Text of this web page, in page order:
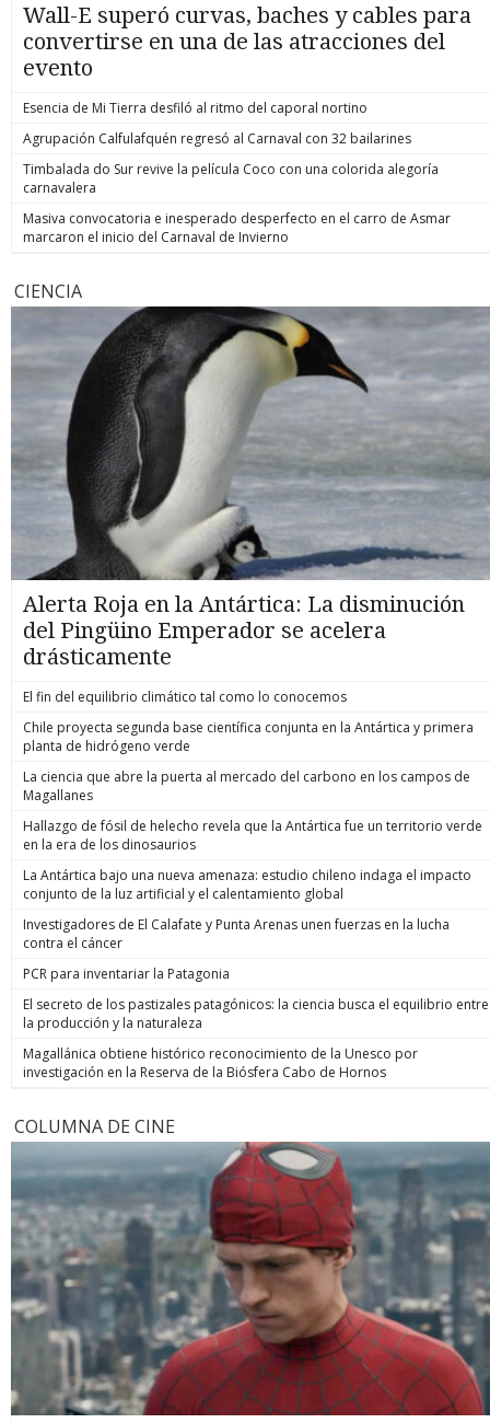
Wall-E superó curvas, baches y cables para
convertirse en una de las atracciones del
evento
Esencia de Mi Tierra desfiló al ritmo del caporal nortino
Agrupación Calfulafquén regresó al Carnaval con 32 bailarines
Timbalada do Sur revive la película Coco con una colorida alegoría
carnavalera
Masiva convocatoria e inesperado desperfecto en el carro de Asmar
marcaron el inicio del Carnaval de Invierno
CIENCIA
Alerta Roja en la Antártica: La disminución
del Pingüino Emperador se acelera
drásticamente
El fin del equilibrio climático tal como lo conocemos
Chile proyecta segunda base científica conjunta en la Antártica y primera
planta de hidrógeno verde
La ciencia que abre la puerta al mercado del carbono en los campos de
Magallanes
Hallazgo de fósil de helecho revela que la Antártica fue un territorio verde
en la era de los dinosaurios
La Antártica bajo una nueva amenaza: estudio chileno indaga el impacto
conjunto de la luz artificial y el calentamiento global
Investigadores de El Calafate y Punta Arenas unen fuerzas en la lucha
contra el cáncer
PCR para inventariar la Patagonia
El secreto de los pastizales patagónicos: la ciencia busca el equilibrio entre
la producción y la naturaleza
Magallánica obtiene histórico reconocimiento de la Unesco por
investigación en la Reserva de la Biósfera Cabo de Hornos
COLUMNA DE CINE